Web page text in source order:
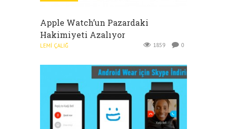
Apple Watch’un Pazardaki
Hakimiyeti Azalıyor
LEMI ÇALIĞ 1859 0